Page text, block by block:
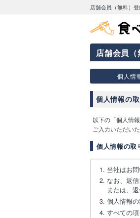
店舗会員（無料）
店舗会員
個人情
個人情報の
以下の「個人情
ご入力いただい
個人情報の取
当社はお
なお、返
または、
個人情報
すべての